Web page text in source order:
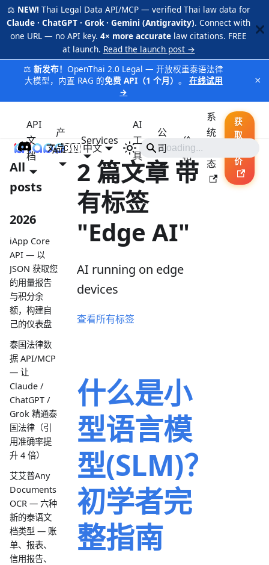
⚖️ NEW! Thai Legal Data API/MCP — verified Thai law data for
Claude · ChatGPT · Grok · Gemini (Antigravity). Connect with
one URL — no API key. 4× more accurate law citations. FREE
at launch. Read the launch post →
⚖️新发布！OpenThai 2.0 Legal — 开放权重泰语法律
大模型，内置 RAG 的免费 API（1 个月） 。
在线试用
→
×
iApp
API
文
档
产
品
Services
AI
工
具
公
司
价
格
系
统
态
获
取
价
🇨🇳 中文
All
posts
2026
iApp Core
API — 以
JSON 获取您
的用量报告
与积分余
额，构建自
己的仪表盘
泰国法律数
据 API/MCP
— 让
Claude /
ChatGPT /
Grok 精通泰
国法律（引
用准确率提
升 4 倍）
艾艾普Any
Documents
OCR — 六种
新的泰语文
档类型 — 账
单、报表、
信用报告、
2 篇文章 带
有标签
"Edge AI"
AI running on edge
devices
查看所有标签
什么是小
型语言模
型(SLM)？
初学者完
整指南